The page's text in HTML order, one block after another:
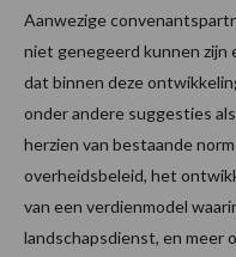
Aanwezige
niet genegeerd kunnen zijn
dat binnen deze
onder andere suggesties
herzien van bestaande
overheidsbeleid, het
van een verdienmodel
landschapsdienst, en meer